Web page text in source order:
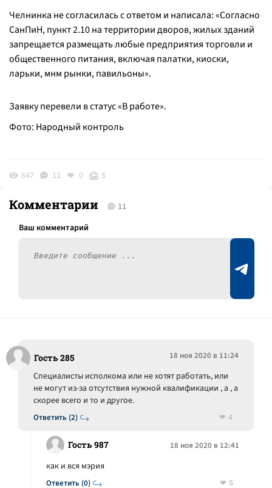
Челнинка не согласилась с ответом и написала: «Согласно
СанПиН, пункт 2.10 на территории дворов, жилых зданий
запрещается размещать любые предприятия торговли и
общественного питания, включая палатки, киоски,
ларьки, мнм рынки, павильоны».
Заявку перевели в статус «В работе».
Фото: Народный контроль
647 11 0 5
Комментарии 11
Гость 285 18 ноя 2020 в 11:24
Ответить (2)
Специалисты исполкома или не хотят работать, или
не могут из-за отсутствия нужной квалификации , а , а
скорее всего и то и другое.
4
Гость 987 18 ноя 2020 в 12:41
Ответить (0)
как и вся мэрия
5